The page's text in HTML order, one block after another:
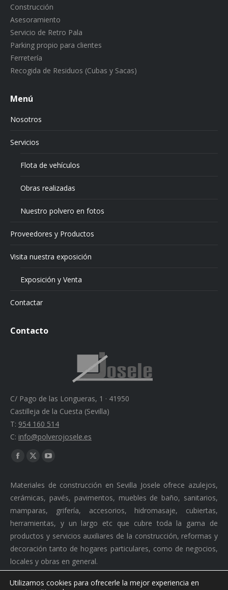
Construcción
Asesoramiento
Servicio de Retro Pala
Parking propio para clientes
Ferretería
Recogida de Residuos (Cubas y Sacas)
Menú
Nosotros
Servicios
Flota de vehículos
Obras realizadas
Nuestro polvero en fotos
Proveedores y Productos
Visita nuestra exposición
Exposición y Venta
Contactar
Contacto
C/ Pago de las Longueras, 1 · 41950
Castilleja de la Cuesta (Sevilla)
T: 954 160 514
C: info@polverojosele.es
Find us on:
Facebook
opens
in
new
window
X
opens
in
new
window
YouTube
opens
in
new
window
Materiales de construcción en Sevilla Josele ofrece azulejos,
cerámicas, pavés, pavimentos, muebles de baño, sanitarios,
mamparas, grifería, accesorios, hidromasaje, cubiertas,
herramientas, y un largo etc que cubre toda la gama de
productos y servicios auxiliares de la construcción, reformas y
decoración tanto de hogares particulares, como de negocios,
locales y obras en general.
Utilizamos cookies para ofrecerle la mejor experiencia en